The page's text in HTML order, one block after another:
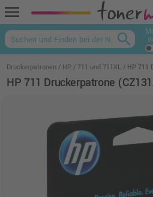
menu
keyboard_arrow_up
search
Druckerpatronen HP 711 und 711XL HP 711
HP 711 Druckerpatrone